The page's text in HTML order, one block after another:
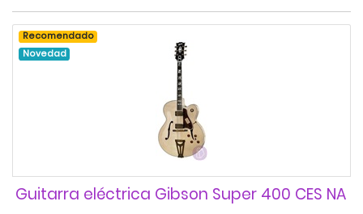
Recomendado
Novedad
Guitarra eléctrica Gibson Super 400 CES NA